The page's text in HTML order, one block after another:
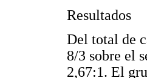
Resultados
Del total de
8/3 sobre el
2,67:1. El